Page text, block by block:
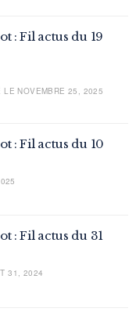
: Fil actus du 19
NOVEMBRE 25, 2025
: Fil actus du 10
: Fil actus du 31
31, 2024